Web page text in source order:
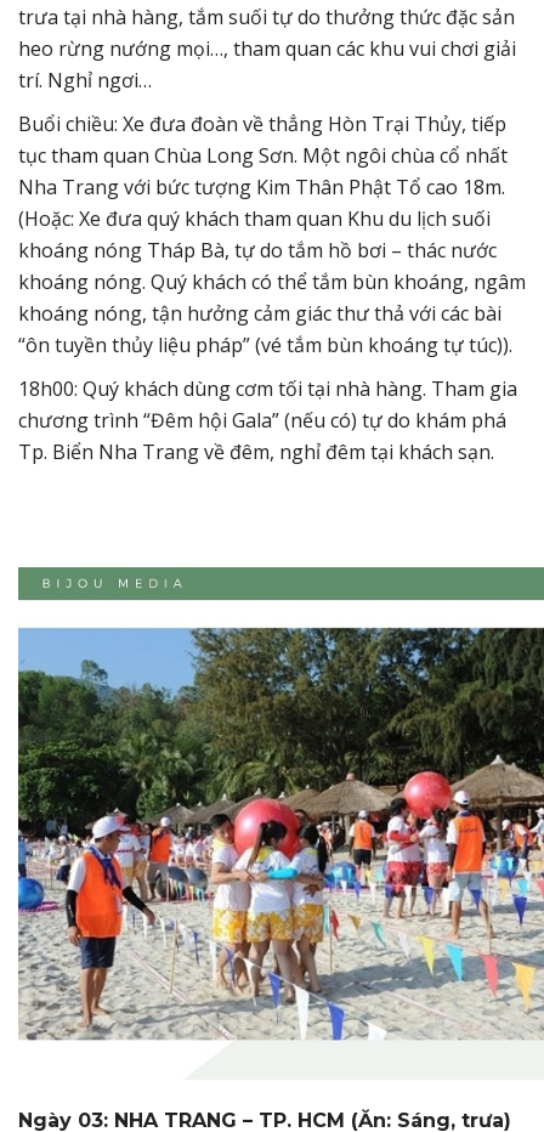
trưa tại nhà hàng, tắm suối tự do thưởng thức đặc sản
heo rừng nướng mọi…, tham quan các khu vui chơi giải
trí. Nghỉ ngơi…
Buổi chiều: Xe đưa đoàn về thẳng Hòn Trại Thủy, tiếp
tục tham quan Chùa Long Sơn. Một ngôi chùa cổ nhất
Nha Trang với bức tượng Kim Thân Phật Tổ cao 18m.
(Hoặc: Xe đưa quý khách tham quan Khu du lịch suối
khoáng nóng Tháp Bà, tự do tắm hồ bơi – thác nước
khoáng nóng. Quý khách có thể tắm bùn khoáng, ngâm
khoáng nóng, tận hưởng cảm giác thư thả với các bài
“ôn tuyền thủy liệu pháp” (vé tắm bùn khoáng tự túc)).
18h00: Quý khách dùng cơm tối tại nhà hàng. Tham gia
chương trình “Đêm hội Gala” (nếu có) tự do khám phá
Tp. Biển Nha Trang về đêm, nghỉ đêm tại khách sạn.
Ngày 03: NHA TRANG – TP. HCM (Ăn: Sáng, trưa)